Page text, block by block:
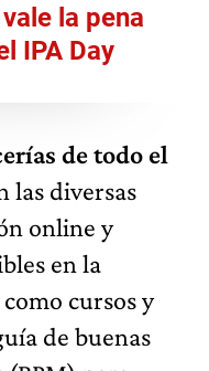
la pena
IPA Day
de todo el
las diversas
online y
en la
cursos y
de buenas